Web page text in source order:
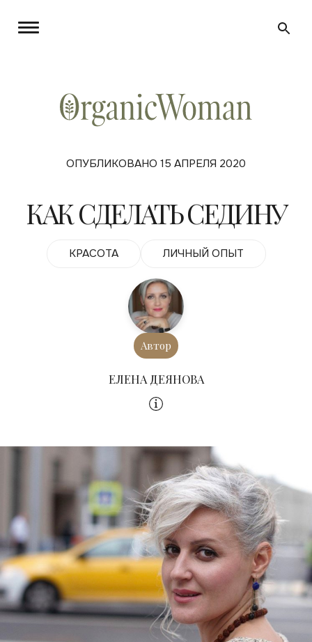
ОПУБЛИКОВАНО 15 АПРЕЛЯ 2020
КАК СДЕЛАТЬ СЕДИНУ
КРАСОТА ЛИЧНЫЙ ОПЫТ
Автор
ЕЛЕНА ДЕЯНОВА